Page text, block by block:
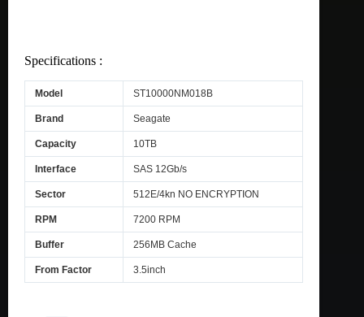
Specifications :
Model ST10000NM018B
Brand Seagate
Capacity 10TB
Interface SAS 12Gb/s
Sector 512E/4kn NO ENCRYPTION
RPM 7200 RPM
Buffer 256MB Cache
From Factor 3.5inch